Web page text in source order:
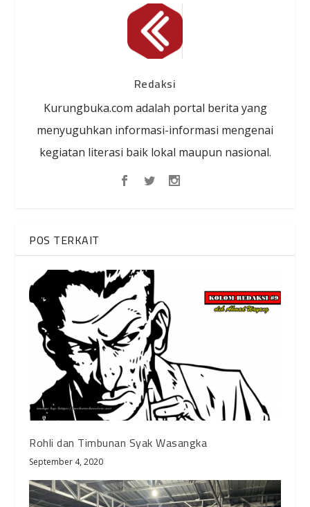
Redaksi
Kurungbuka.com adalah portal berita yang
menyuguhkan informasi-informasi mengenai
kegiatan literasi baik lokal maupun nasional.
POS TERKAIT
Rohli dan Timbunan Syak Wasangka
September 4, 2020